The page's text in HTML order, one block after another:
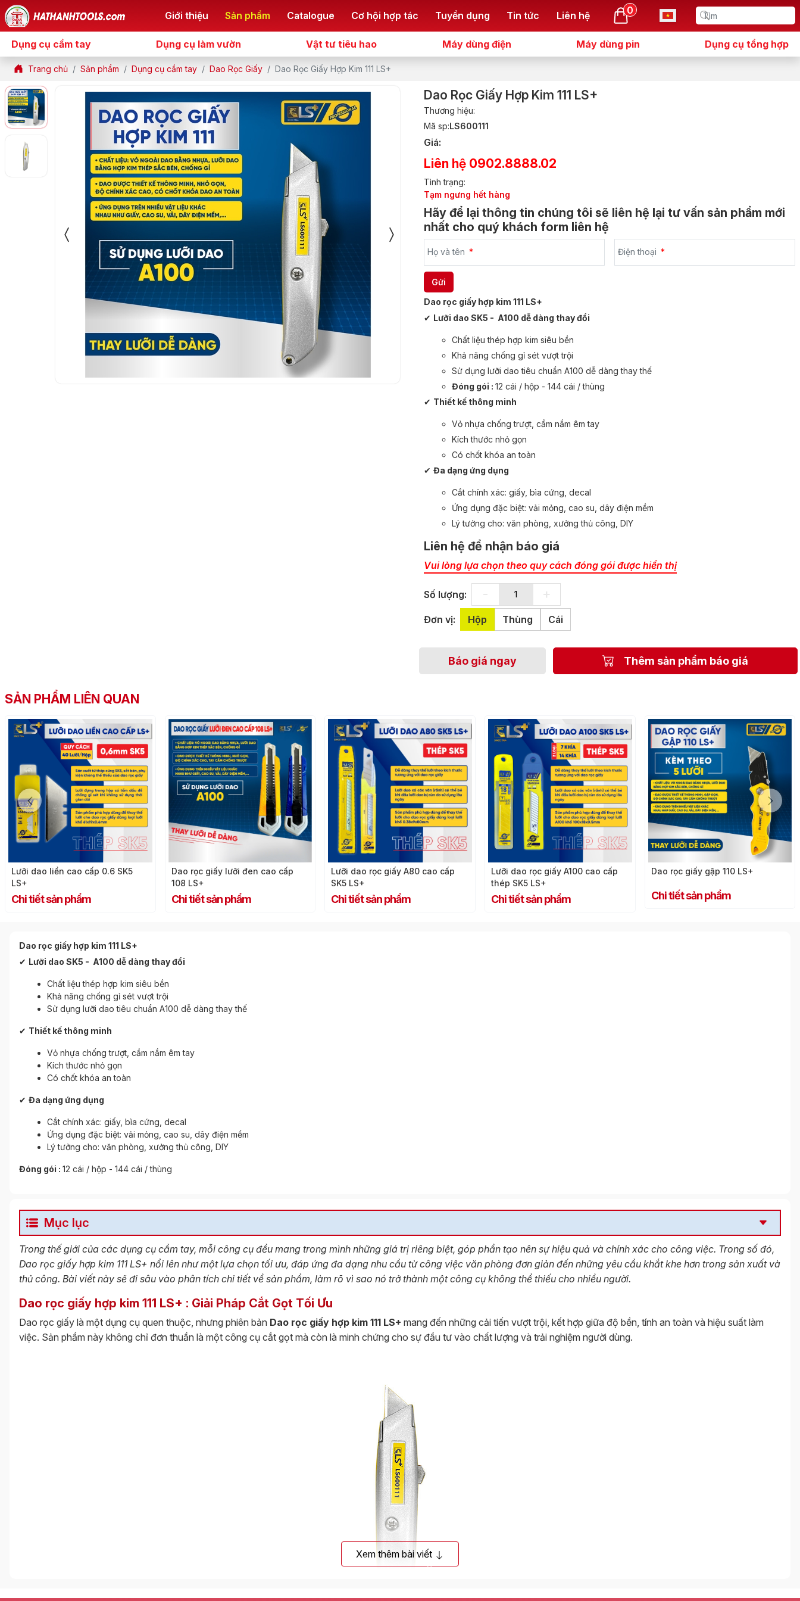
Giới thiệu Sản phẩm Catalogue Cơ hội hợp tác Tuyển dụng Tin tức Liên hệ 0
Dụng cụ cầm tay Dụng cụ làm vườn Vật tư tiêu hao Máy dùng điện Máy dùng pin Dụng cụ tổng hợp
Trang chủ Sản phẩm Dụng cụ cầm tay Dao Rọc Giấy Dao Rọc Giấy Hợp Kim 111 LS+
Dao Rọc Giấy Hợp Kim 111 LS+
Thương hiệu:
Mã sp:LS600111
Giá:
Liên hệ 0902.8888.02
Tình trạng:
Tạm ngưng hết hàng
Hãy để lại thông tin chúng tôi sẽ liên hệ lại tư vấn sản phẩm mới
nhất cho quý khách form liên hệ
Họ và tên Điện thoại
Dao rọc giấy hợp kim 111 LS+
✔ Lưỡi dao SK5 - A100 dễ dàng thay đổi
Chất liệu thép hợp kim siêu bền
Khả năng chống gỉ sét vượt trội
Sử dụng lưỡi dao tiêu chuẩn A100 dễ dàng thay thế
Đóng gói : 12 cái / hộp - 144 cái / thùng
✔ Thiết kế thông minh
Vỏ nhựa chống trượt, cầm nắm êm tay
Kích thước nhỏ gọn
Có chốt khóa an toàn
✔ Đa dạng ứng dụng
Cắt chính xác: giấy, bìa cứng, decal
Ứng dụng đặc biệt: vải mỏng, cao su, dây điện mềm
Lý tưởng cho: văn phòng, xưởng thủ công, DIY
Liên hệ để nhận báo giá
Vui lòng lựa chọn theo quy cách đóng gói được hiển thị
Số lượng:
Đơn vị: Hộp Thùng Cái
Báo giá ngay Thêm sản phẩm báo giá
SẢN PHẨM LIÊN QUAN
Lưỡi dao liền cao cấp 0.6 SK5
LS+
Chi tiết sản phẩm
Dao rọc giấy lưỡi đen cao cấp
108 LS+
Chi tiết sản phẩm
Lưỡi dao rọc giấy A80 cao cấp
SK5 LS+
Chi tiết sản phẩm
Lưỡi dao rọc giấy A100 cao cấp
thép SK5 LS+
Chi tiết sản phẩm
Dao rọc giấy gập 110 LS+
Chi tiết sản phẩm
Dao rọc giấy hợp kim 111 LS+
✔ Lưỡi dao SK5 - A100 dễ dàng thay đổi
Chất liệu thép hợp kim siêu bền
Khả năng chống gỉ sét vượt trội
Sử dụng lưỡi dao tiêu chuẩn A100 dễ dàng thay thế
✔ Thiết kế thông minh
Vỏ nhựa chống trượt, cầm nắm êm tay
Kích thước nhỏ gọn
Có chốt khóa an toàn
✔ Đa dạng ứng dụng
Cắt chính xác: giấy, bìa cứng, decal
Ứng dụng đặc biệt: vải mỏng, cao su, dây điện mềm
Lý tưởng cho: văn phòng, xưởng thủ công, DIY
Đóng gói : 12 cái / hộp - 144 cái / thùng
Mục lục
Trong thế giới của các dụng cụ cầm tay, mỗi công cụ đều mang trong mình những giá trị riêng biệt, góp phần tạo nên sự hiệu quả và chính xác cho công việc. Trong số đó,
Dao rọc giấy hợp kim 111 LS+ nổi lên như một lựa chọn tối ưu, đáp ứng đa dạng nhu cầu từ công việc văn phòng đơn giản đến những yêu cầu khắt khe hơn trong sản xuất và
thủ công. Bài viết này sẽ đi sâu vào phân tích chi tiết về sản phẩm, làm rõ vì sao nó trở thành một công cụ không thể thiếu cho nhiều người.
Dao rọc giấy hợp kim 111 LS+ : Giải Pháp Cắt Gọt Tối Ưu
Dao rọc giấy là một dụng cụ quen thuộc, nhưng phiên bản Dao rọc giấy hợp kim 111 LS+ mang đến những cải tiến vượt trội, kết hợp giữa độ bền, tính an toàn và hiệu suất làm
việc. Sản phẩm này không chỉ đơn thuần là một công cụ cắt gọt mà còn là minh chứng cho sự đầu tư vào chất lượng và trải nghiệm người dùng.
Xem thêm bài viết